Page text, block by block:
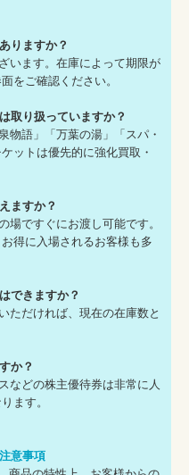
りますか？
います。在庫によって期限が
をご確認ください。
取り扱っていますか？
物語」「万葉の湯」「スパ・
ットは優先的に強化買取・
ますか？
場ですぐにお渡し可能です。
得に入場されるお客様も多
できますか？
ただければ、現在の在庫数と
か？
などの株主優待券は非常に人
ます。
意事項